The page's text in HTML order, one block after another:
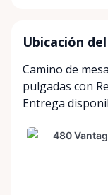
Ubicación
Camino de
pulgadas con
Entrega